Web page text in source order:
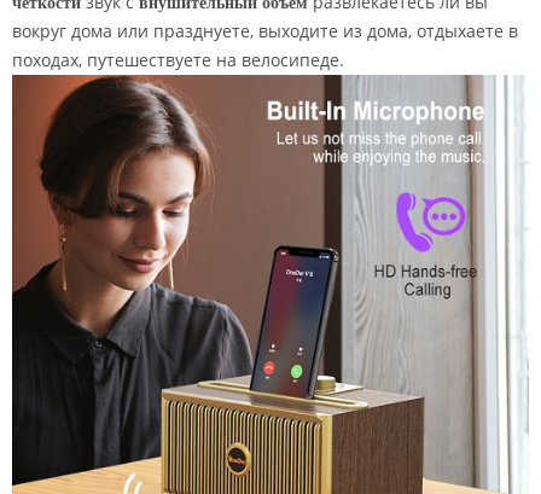
вокруг дома или празднуете, выходите из дома, отдыхаете в
походах, путешествуете на велосипеде.